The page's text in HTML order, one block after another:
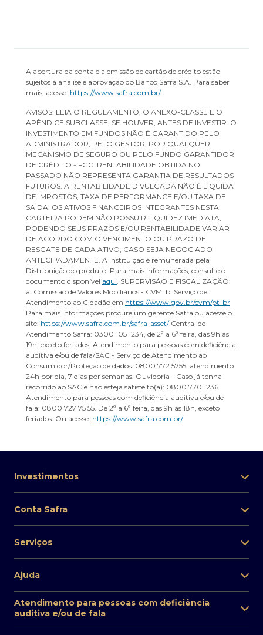
A abertura da conta e a emissão de cartão de crédito estão
sujeitos à análise e aprovação do Banco Safra S.A. Para saber
mais, acesse: https://www.safra.com.br/
AVISOS: LEIA O REGULAMENTO, O ANEXO-CLASSE E O
APÊNDICE SUBCLASSE, SE HOUVER, ANTES DE INVESTIR. O
INVESTIMENTO EM FUNDOS NÃO É GARANTIDO PELO
ADMINISTRADOR, PELO GESTOR, POR QUALQUER
MECANISMO DE SEGURO OU PELO FUNDO GARANTIDOR
DE CRÉDITO - FGC. RENTABILIDADE OBTIDA NO
PASSADO NÃO REPRESENTA GARANTIA DE RESULTADOS
FUTUROS. A RENTABILIDADE DIVULGADA NÃO É LÍQUIDA
DE IMPOSTOS, TAXA DE PERFORMANCE E/OU TAXA DE
SAÍDA. OS ATIVOS FINANCEIROS INTEGRANTES NESTA
CARTEIRA PODEM NÃO POSSUIR LIQUIDEZ IMEDIATA,
PODENDO SEUS PRAZOS E/OU RENTABILIDADE VARIAR
DE ACORDO COM O VENCIMENTO OU PRAZO DE
RESGATE DE CADA ATIVO, CASO SEJA NEGOCIADO
ANTECIPADAMENTE. A instituição é remunerada pela
Distribuição do produto. Para mais informações, consulte o
documento disponível aqui. SUPERVISÃO E FISCALIZAÇÃO:
a. Comissão de Valores Mobiliários - CVM. b. Serviço de
Atendimento ao Cidadão em https://www.gov.br/cvm/pt-br
Para mais informações procure um gerente Safra ou acesse o
site: https://www.safra.com.br/safra-asset/Central de
Atendimento Safra: 0300 105 1234, de 2ª a 6ª feira, das 9h às
19h, exceto feriados. Atendimento para pessoas com deficiência
auditiva e/ou de fala/SAC - Serviço de Atendimento ao
Consumidor/Proteção de dados: 0800 772 5755, atendimento
24h por dia, 7 dias por semanas. Ouvidoria - Caso já tenha
recorrido ao SAC e não esteja satisfeito(a): 0800 770 1236.
Atendimento para pessoas com deficiência auditiva e/ou de
fala: 0800 727 75 55. De 2ª a 6ª feira, das 9h às 18h, exceto
feriados. Ou acesse: https://www.safra.com.br/
Investimentos
Conta Safra
Serviços
Ajuda
Atendimento para pessoas com deficiência
auditiva e/ou de fala